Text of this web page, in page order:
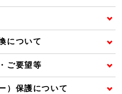
について
ご要望等
）保護について